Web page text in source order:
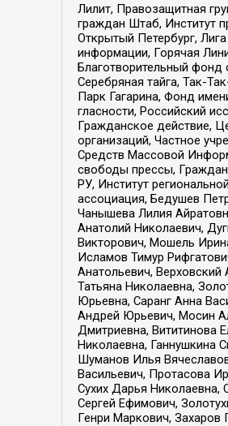
Лилит, Правозащитная
граждан Штаб, Институт
Открытый Петербург,
информации, Горячая
Благотворительный
Серебряная тайга, Так-
Парк Гагарина, Фонд
гласности, Российский
Гражданское действие,
организаций, Частное
Средств Массовой
свободы прессы,
РУ, Институт
ассоциация, Бедушев
Чанышева Лилия
Анатолий Николаевич,
Викторович, Мошель
Исламов Тимур
Анатольевич,
Татьяна Николаевна,
Юрьевна, Саранг Анна
Андрей Юрьевич, Мосин
Дмитриевна, Вититинова
Николаевна, Ганнушкина
Шуманов Илья
Васильевич, Протасова
Сухих Дарья Николаевна,
Сергей Ефимович,
Генри Маркович, Захаров